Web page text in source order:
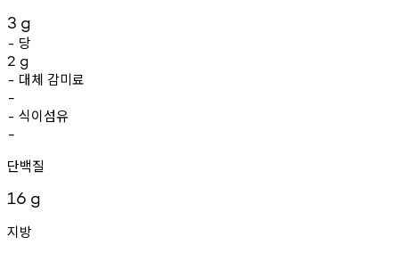
3 g
- 당
2 g
- 대체 감미료
-
- 식이섬유
-
단백질
16 g
지방